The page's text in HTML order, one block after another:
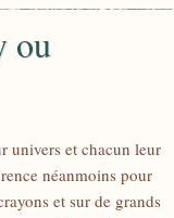
ou
univers et chacun leur
néanmoins pour
et sur de grands